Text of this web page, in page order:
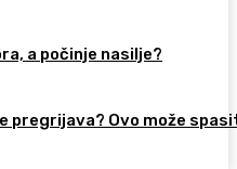
a počinje nasilje?
pregrijava? Ovo može